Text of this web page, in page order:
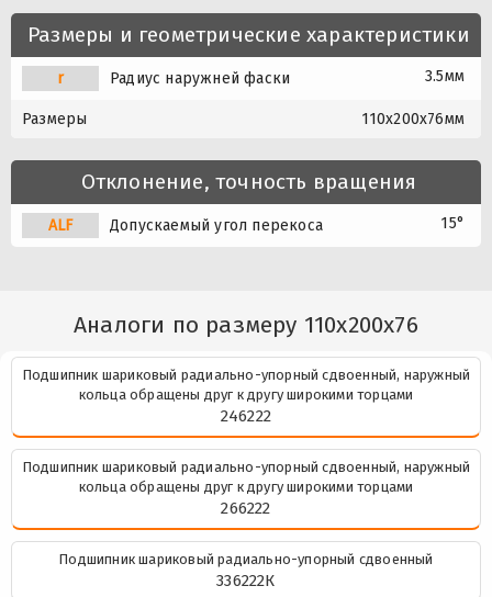
Размеры и геометрические характеристики
r Радиус наружней фаски 3.5мм
Размеры 110x200x76мм
Отклонение, точность вращения
ALF Допускаемый угол перекоса 15°
Аналоги по размеру 110x200x76
Подшипник шариковый радиально-упорный сдвоенный, наружный
кольца обращены друг к другу широкими торцами
246222
Подшипник шариковый радиально-упорный сдвоенный, наружный
кольца обращены друг к другу широкими торцами
266222
Подшипник шариковый радиально-упорный сдвоенный
336222К